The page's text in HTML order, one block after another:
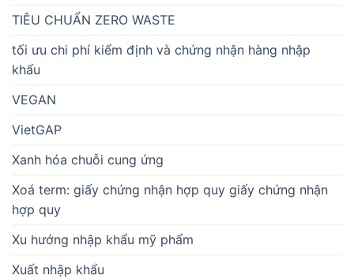
TIÊU CHUẨN ZERO WASTE
tối ưu chi phí kiểm định và chứng nhận hàng nhập
khẩu
VEGAN
VietGAP
Xanh hóa chuỗi cung ứng
Xoá term: giấy chứng nhận hợp quy giấy chứng nhận
hợp quy
Xu hướng nhập khẩu mỹ phẩm
Xuất nhập khẩu